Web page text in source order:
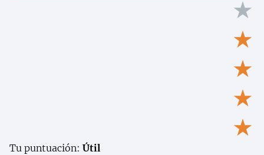
★
★
★
★
★
Tu puntuación: Útil